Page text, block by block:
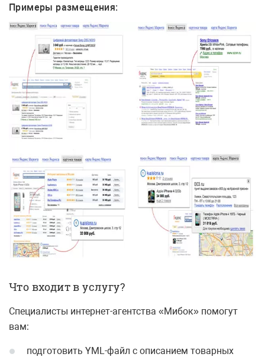
Примеры размещения:
Что входит в услугу?
Специалисты интернет-агентства «Мибок» помогут
вам:
подготовить YML-файл с описанием товарных